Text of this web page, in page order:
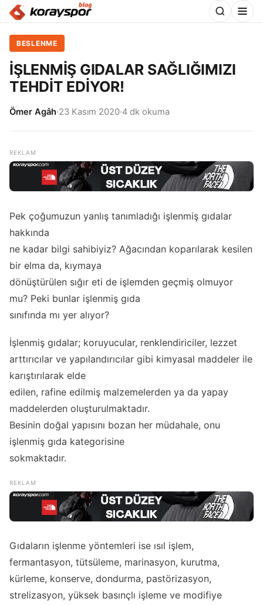
BESLENME
İŞLENMİŞ GIDALAR SAĞLIĞIMIZI
TEHDİT EDİYOR!
Ömer Agâh·23 Kasım 2020·4 dk okuma
Pek çoğumuzun yanlış tanımladığı işlenmiş gıdalar
hakkında
ne kadar bilgi sahibiyiz? Ağacından koparılarak kesilen
bir elma da, kıymaya
dönüştürülen sığır eti de işlemden geçmiş olmuyor
mu? Peki bunlar işlenmiş gıda
sınıfında mı yer alıyor?
İşlenmiş gıdalar; koruyucular, renklendiriciler, lezzet
arttırıcılar ve yapılandırıcılar gibi kimyasal maddeler ile
karıştırılarak elde
edilen, rafine edilmiş malzemelerden ya da yapay
maddelerden oluşturulmaktadır.
Besinin doğal yapısını bozan her müdahale, onu
işlenmiş gıda kategorisine
sokmaktadır.
Gıdaların işlenme yöntemleri ise ısıl işlem,
fermantasyon, tütsüleme, marinasyon, kurutma,
kürleme, konserve, dondurma, pastörizasyon,
strelizasyon, yüksek basınçlı işleme ve modifiye